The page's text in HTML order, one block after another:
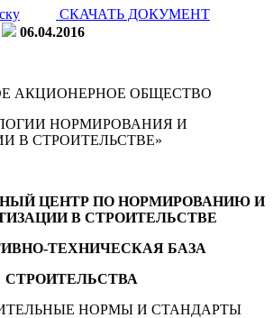
СКАЧАТЬ ДОКУМЕНТ
06.04.2016
АКЦИОНЕРНОЕ ОБЩЕСТВО
НОРМИРОВАНИЯ И
В СТРОИТЕЛЬСТВЕ»
ЦЕНТР ПО НОРМИРОВАНИЮ И
В СТРОИТЕЛЬСТВЕ
ТЕХНИЧЕСКАЯ БАЗА
СТРОИТЕЛЬСТВА
НОРМЫ И СТАНДАРТЫ